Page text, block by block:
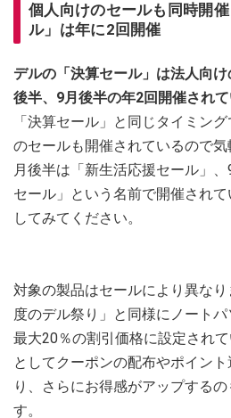
個人向けのセールも同時開
ル」は年に2回開催
デルの「決算セール」は法人向
後半、9月後半の年2回開催されて
「決算セール」と同じタイミン
のセールも開催されているので
月後半は「新生活応援セール」
セール」という名前で開催され
してみてください。
対象の製品はセールにより異な
度のデル祭り」と同様にノート
最大20％の割引価格に設定され
としてクーポンの配布やポイン
り、さらにお得感がアップする
す。